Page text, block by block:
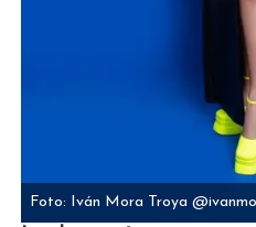
Foto: Iván Mora Troya